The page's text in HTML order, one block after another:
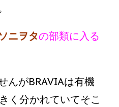
ニヲタの部類に入る
んがBRAVIAは有機
く分かれていてそこ